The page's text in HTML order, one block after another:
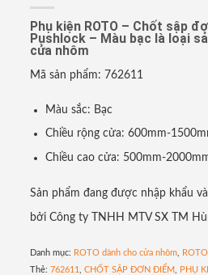
Phụ kiện ROTO – Chốt sập
Pushlock – Màu bạc là loại
cửa nhôm
Mã sản phẩm: 762611
Màu sắc: Bạc
Chiều rộng cửa: 600mm-
Chiều cao cửa: 500mm-
Sản phẩm đang được nhập khẩu
bởi Công ty TNHH MTV SX TM
Danh mục: ROTO dành cho cửa nhôm
Thẻ:762611 ,CHỐT SẬP ĐƠN ĐIỂM PHỤ